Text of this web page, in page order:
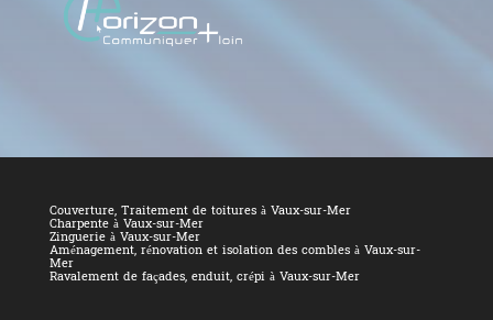
Couverture, Traitement de toitures à Vaux-sur-Mer
Charpente à Vaux-sur-Mer
Zinguerie à Vaux-sur-Mer
Aménagement, rénovation et isolation des combles à Vaux-sur-
Mer
Ravalement de façades, enduit, crépi à Vaux-sur-Mer